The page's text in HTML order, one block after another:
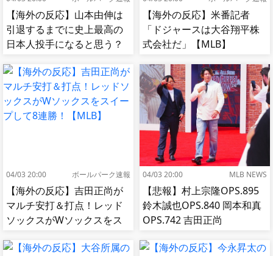
【海外の反応】山本由伸は
引退するまでに史上最高の
日本人投手になると思う？
【海外の反応】米番記者
「ドジャースは大谷翔平株
式会社だ」【MLB】
04/03 20:00 ボールパーク速報
【海外の反応】吉田正尚が
マルチ安打＆打点！レッド
ソックスがWソックスをス
04/03 20:00 MLB NEWS
【悲報】村上宗隆OPS.895
鈴木誠也OPS.840 岡本和真
OPS.742 吉田正尚